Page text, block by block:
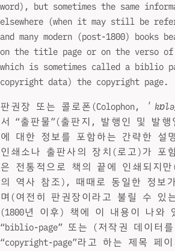
word), but sometimes the same
elsewhere (when it may still be
and many modern (post-1800) books
on the title page or on the verso
which is sometimes called a biblio
copyright data) the copyright page.
판권장 또는 콜로폰(Colophon,
서 “출판물”(출판지, 발행인 및 발
에 대한 정보를 포함하는 간략한 설
인쇄소나 출판사의 장치(로고)가 포
은 전통적으로 책의 끝에 인쇄되지
의 역사 참조), 때때로 동일한 정보
며(여전히 판권장이라고 불릴 수 있
(1800년 이후) 책에 이 내용이 나와
“biblio-page” 또는 (저작권 데이터
“copyright-page”라고 하는 제목 페